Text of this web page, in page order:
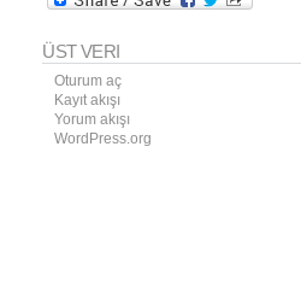
ÜST VERI
Oturum aç
Kayıt akışı
Yorum akışı
WordPress.org